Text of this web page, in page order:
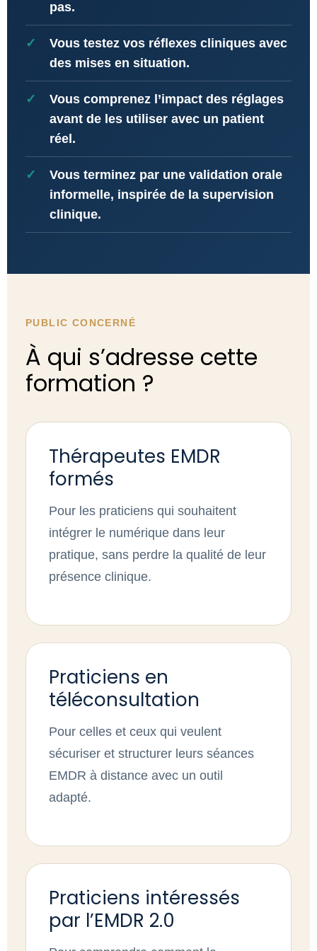
pas.
Vous testez vos réflexes cliniques avec
des mises en situation.
Vous comprenez l’impact des réglages
avant de les utiliser avec un patient
réel.
Vous terminez par une validation orale
informelle, inspirée de la supervision
clinique.
PUBLIC CONCERNÉ
À qui s’adresse cette
formation ?
Thérapeutes EMDR
formés
Pour les praticiens qui souhaitent
intégrer le numérique dans leur
pratique, sans perdre la qualité de leur
présence clinique.
Praticiens en
téléconsultation
Pour celles et ceux qui veulent
sécuriser et structurer leurs séances
EMDR à distance avec un outil
adapté.
Praticiens intéressés
par l’EMDR 2.0